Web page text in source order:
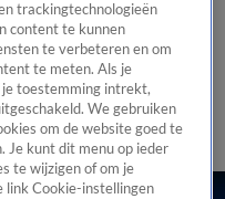
Het beste van Hart
Tip de
Tip de redactiePanelVideo's
trackingtechnologieën
content te kunnen
te verbeteren en om
te meten. Als je
je toestemming intrekt,
We gebruiken
om de website goed te
Je kunt dit menu op ieder
te wijzigen of om je
link Cookie-instellingen